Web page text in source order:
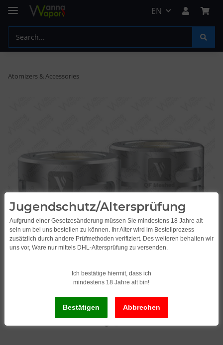
EN
Atomizers & Accessories
Jugendschutz/Altersprüfung
Aufgrund einer Gesetzesänderung müssen Sie mindestens 18 Jahre alt
sein um bei uns bestellen zu können. Ihr Alter wird im Bestellprozess
zusätzlich durch andere Prüfmethoden verifiziert. Des weiteren behalten wir
uns vor, Ware nur mittels DHL-Altersprüfung zu versenden.
Ich bestätige hiermit, dass ich
mindestens 18 Jahre alt bin!